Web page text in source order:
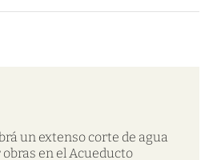
un extenso corte de agua
obras en el Acueducto